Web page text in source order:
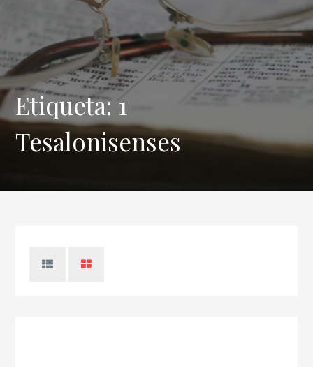
Etiqueta: 1
Tesalonisenses